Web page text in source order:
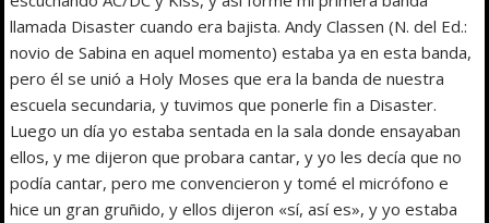
llamada Disaster cuando era bajista. Andy Classen (N. del Ed.:
novio de Sabina en aquel momento) estaba ya en esta banda,
pero él se unió a Holy Moses que era la banda de nuestra
escuela secundaria, y tuvimos que ponerle fin a Disaster.
Luego un día yo estaba sentada en la sala donde ensayaban
ellos, y me dijeron que probara cantar, y yo les decía que no
podía cantar, pero me convencieron y tomé el micrófono e
hice un gran gruñido, y ellos dijeron «sí, así es», y yo estaba